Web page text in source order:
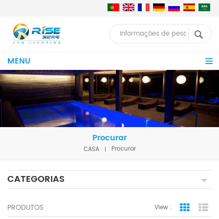
MENU
Procurar
CASA Procurar
CATEGORIAS
PRODUTOS View : Grid View